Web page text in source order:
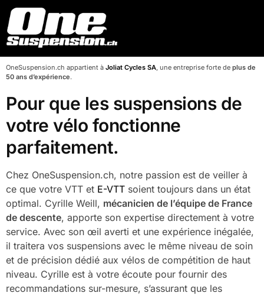
OneSuspension.ch appartient à Joliat Cycles SA, une entreprise forte de plus de
50 ans d’expérience.
Pour que les suspensions de
votre vélo fonctionne
parfaitement.
Chez OneSuspension.ch, notre passion est de veiller à
ce que votre VTT et E-VTT soient toujours dans un état
optimal. Cyrille Weill, mécanicien de l’équipe de France
de descente, apporte son expertise directement à votre
service. Avec son œil averti et une expérience inégalée,
il traitera vos suspensions avec le même niveau de soin
et de précision dédié aux vélos de compétition de haut
niveau. Cyrille est à votre écoute pour fournir des
recommandations sur-mesure, s’assurant que les